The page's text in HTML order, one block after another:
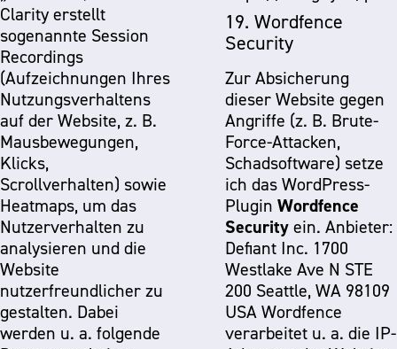
Clarity erstellt
sogenannte Session
Recordings
(Aufzeichnungen Ihres
Nutzungsverhaltens
auf der Website, z. B.
Mausbewegungen,
Klicks,
Scrollverhalten) sowie
Heatmaps, um das
Nutzerverhalten zu
analysieren und die
Website
nutzerfreundlicher zu
gestalten. Dabei
werden u. a. folgende
19. Wordfence
Security
Zur Absicherung
dieser Website gegen
Angriffe (z. B. Brute-
Force-Attacken,
Schadsoftware) setze
ich das WordPress-
Plugin Wordfence
Security ein. Anbieter:
Defiant Inc. 1700
Westlake Ave N STE
200 Seattle, WA 98109
USA Wordfence
verarbeitet u. a. die IP-